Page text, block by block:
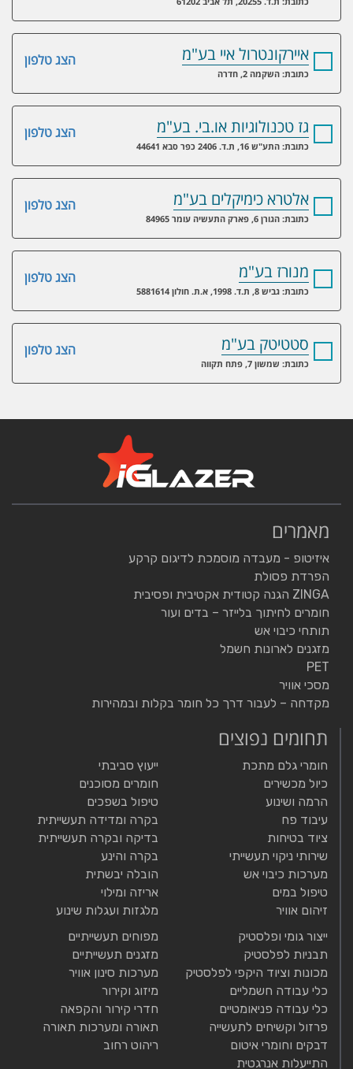
הצג טלפון איירקונטרול איי בע"מ
כתובת: השקמה 2, חדרה
הצג טלפון גז טכנולוגיות או.בי. בע"מ
כתובת: התע"ש 16, ת.ד. 2406 כפר סבא 44641
הצג טלפון אלטרא כימיקלים בע"מ
כתובת: הגורן 6, פארק התעשיה עומר 84965
הצג טלפון מנורז בע"מ
כתובת: גביש 8, ת.ד. 1998, א.ת. חולון 5881614
הצג טלפון סטטיטק בע"מ
כתובת: שמשון 7, פתח תקווה
מאמרים
איזיטופ - מעבדה מוסמכת לדיגום קרקע
הפרדת פסולת
ZINGA הגנה קטודית אקטיבית ופסיבית
חומרים לחיתוך בלייזר – בדים ועור
תותחי כיבוי אש
מזגנים לארונות חשמל
PET
מסכי אוויר
מקדחה – לעבור דרך כל חומר בקלות ובמהירות
תחומים נפוצים
חומרי גלם מתכת
כיול מכשירים
הרמה ושינוע
עיבוד פח
ציוד בטיחות
שירותי ניקוי תעשייתי
מערכות כיבוי אש
טיפול במים
זיהום אוויר
ייעוץ סביבתי
חומרים מסוכנים
טיפול בשפכים
בקרה ומדידה תעשייתית
בדיקה ובקרה תעשייתית
בקרה והינע
הובלה יבשתית
אריזה ומילוי
מלגזות ועגלות שינוע
ייצור גומי ופלסטיק
תבניות לפלסטיק
מכונות וציוד היקפי לפלסטיק
כלי עבודה חשמליים
כלי עבודה פניאומטיים
פרזול וקשיחים לתעשייה
דבקים וחומרי איטום
התייעלות אנרגטית
מפוחים תעשייתיים
מזגנים תעשייתיים
מערכות סינון אוויר
מיזוג וקירור
חדרי קירור והקפאה
תאורה ומערכות תאורה
ריהוט רחוב